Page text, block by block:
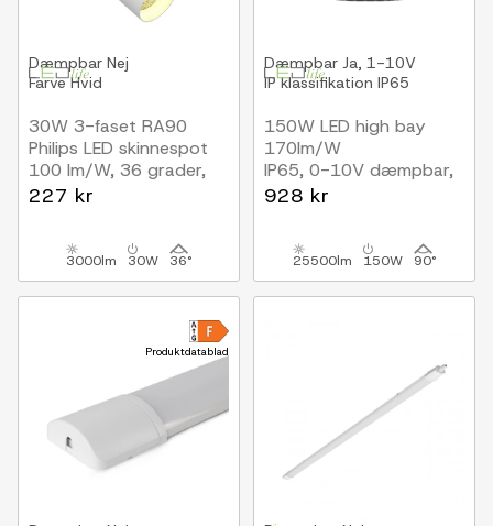
Dæmpbar Nej
FarveHvid
30W 3-faset RA90
Philips LED skinnespot
100 lm/W, 36 grader,
Hvid
227 kr
3000lm 30W 36°
Dæmpbar Ja, 1-10V
IP klassifikation IP65
150W LED high bay
170lm/W
IP65, 0-10V dæmpbar,
Inkl. 30 cm
928 kr
25500lm 150W 90°
Produktdatablad